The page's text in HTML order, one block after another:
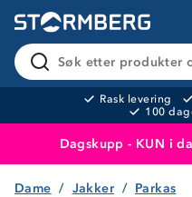
Søk etter produkter
Rask levering
100
Dagskupp - KUN i
Produktet er
Dame Jakker Parkas